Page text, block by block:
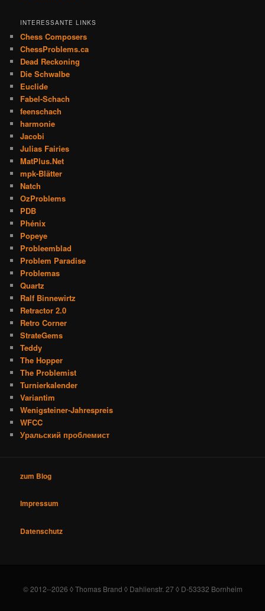
INTERESSANTE LINKS
Chess Composers
ChessProblems.ca
Dead Reckoning
Die Schwalbe
Euclide
Fabel-Schach
feenschach
harmonie
Jacobi
Julias Fairies
MatPlus.Net
mpk-Blätter
Natch
OzProblems
PDB
Phénix
Popeye
Probleemblad
Problem Paradise
Problemas
Quartz
Ralf Binnewirtz
Retractor 2.0
Retro Corner
StrateGems
Teddy
The Hopper
The Problemist
Turnierkalender
Variantim
Wenigsteiner-Jahrespreis
WFCC
Уральский проблемист
zum Blog
Impressum
Datenschutz
© 2012--2026 ◊ Thomas Brand ◊ Dahlienstr. 27 ◊ D-53332 Bornheim